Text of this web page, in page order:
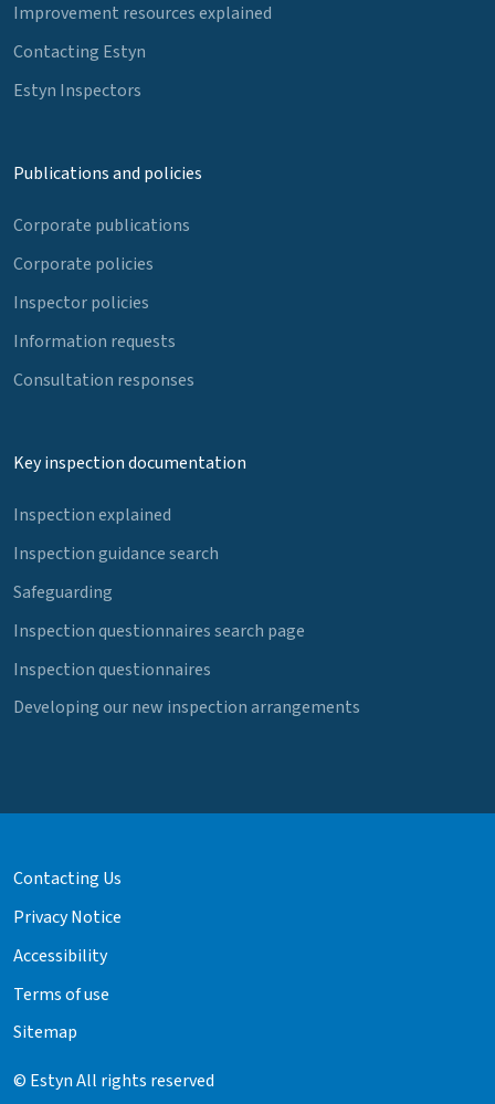
Improvement resources explained
Contacting Estyn
Estyn Inspectors
Publications and policies
Corporate publications
Corporate policies
Inspector policies
Information requests
Consultation responses
Key inspection documentation
Inspection explained
Inspection guidance search
Safeguarding
Inspection questionnaires search page
Inspection questionnaires
Developing our new inspection arrangements
Contacting Us
Privacy Notice
Accessibility
Terms of use
Sitemap
© Estyn All rights reserved